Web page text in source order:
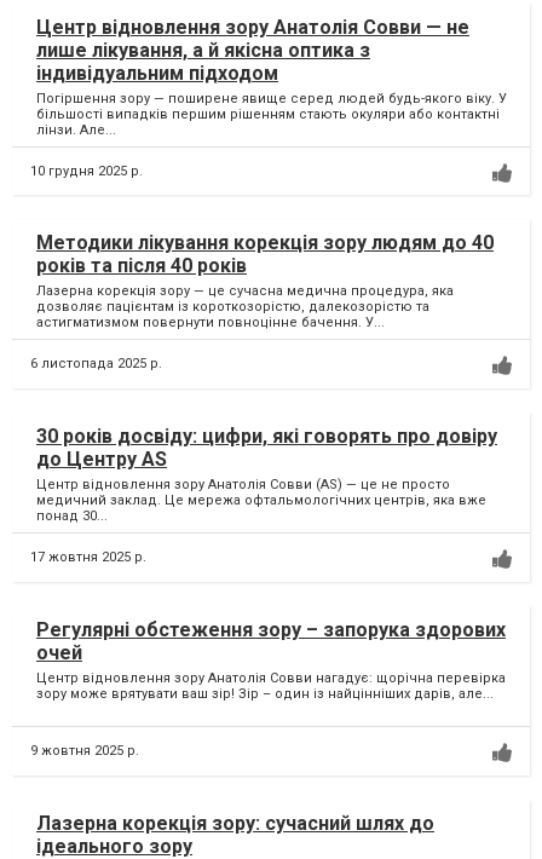
Центр відновлення зору Анатолія Совви — не
лише лікування, а й якісна оптика з
індивідуальним підходом
Погіршення зору — поширене явище серед людей будь-якого віку. У
більшості випадків першим рішенням стають окуляри або контактні
лінзи. Але...
10 грудня 2025 р.
Методики лікування корекція зору людям до 40
років та після 40 років
Лазерна корекція зору — це сучасна медична процедура, яка
дозволяє пацієнтам із короткозорістю, далекозорістю та
астигматизмом повернути повноцінне бачення. У...
6 листопада 2025 р.
30 років досвіду: цифри, які говорять про довіру
до Центру AS
Центр відновлення зору Анатолія Совви (AS) — це не просто
медичний заклад. Це мережа офтальмологічних центрів, яка вже
понад 30...
17 жовтня 2025 р.
Регулярні обстеження зору – запорука здорових
очей
Центр відновлення зору Анатолія Совви нагадує: щорічна перевірка
зору може врятувати ваш зір! Зір – один із найцінніших дарів, але...
9 жовтня 2025 р.
Лазерна корекція зору: сучасний шлях до
ідеального зору